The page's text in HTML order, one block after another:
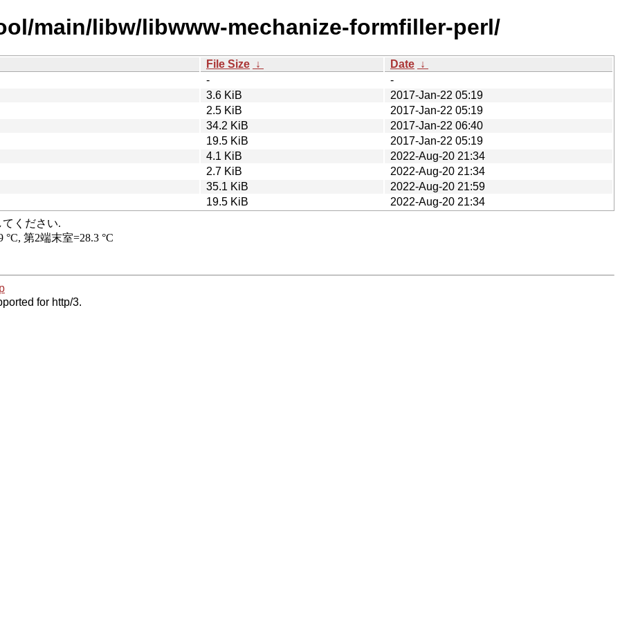
main/libw/libwww-mechanize-formfiller-perl/
File Size ↓ Date ↓
-
-
3.6 KiB
2017-Jan-22 05:19
2.5 KiB
2017-Jan-22 05:19
34.2 KiB
2017-Jan-22 06:40
19.5 KiB
2017-Jan-22 05:19
4.1 KiB
2022-Aug-20 21:34
2.7 KiB
2022-Aug-20 21:34
35.1 KiB
2022-Aug-20 21:59
19.5 KiB 2022-Aug-20 21:34
for http/3.